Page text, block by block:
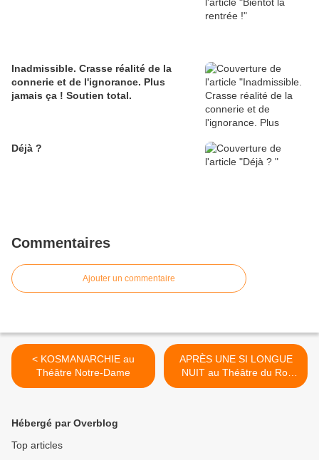
Inadmissible. Crasse réalité de la
connerie et de l'ignorance. Plus
jamais ça ! Soutien total.
Déjà ?
Commentaires
Ajouter un commentaire
< KOSMANARCHIE au
Théâtre Notre-Dame
APRÈS UNE SI LONGUE
NUIT au Théâtre du Roi
René >
Hébergé par Overblog
Top articles